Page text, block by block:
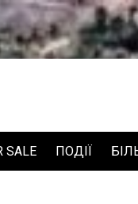
SALE ПОДІЇ